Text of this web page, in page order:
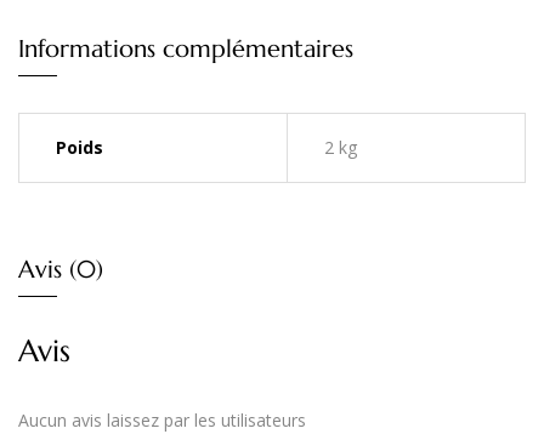
Informations complémentaires
Poids 2 kg
Avis (0)
Avis
Aucun avis laissez par les utilisateurs